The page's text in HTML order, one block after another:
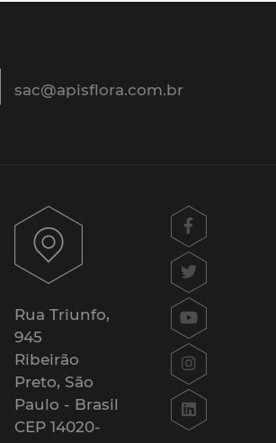
sac@apisflora.com.br
Rua Triunfo,
945
Ribeirão
Preto, São
Paulo - Brasil
CEP 14020-